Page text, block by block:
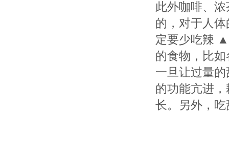
此外咖啡、
的，对于人
定要少吃辣
的食物，比
一旦让过量
的功能亢进
长。另外，